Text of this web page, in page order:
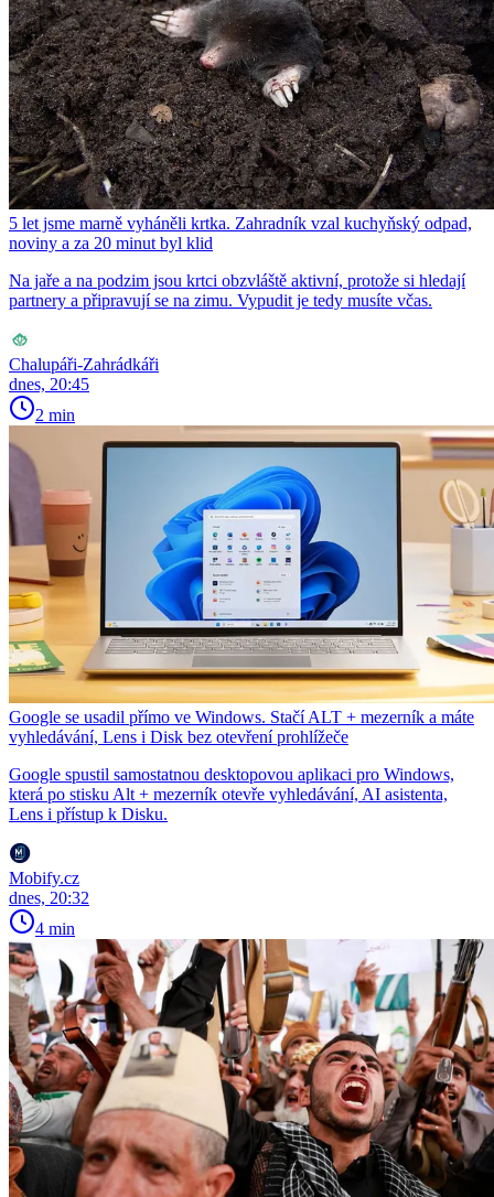
5 let jsme marně vyháněli krtka. Zahradník vzal kuchyňský odpad,
noviny a za 20 minut byl klid
Na jaře a na podzim jsou krtci obzvláště aktivní, protože si hledají
partnery a připravují se na zimu. Vypudit je tedy musíte včas.
Chalupáři-Zahrádkáři
dnes, 20:45
2 min
Google se usadil přímo ve Windows. Stačí ALT + mezerník a máte
vyhledávání, Lens i Disk bez otevření prohlížeče
Google spustil samostatnou desktopovou aplikaci pro Windows,
která po stisku Alt + mezerník otevře vyhledávání, AI asistenta,
Lens i přístup k Disku.
Mobify.cz
dnes, 20:32
4 min